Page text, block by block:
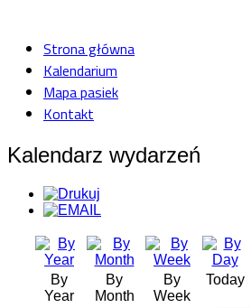
Strona główna
Kalendarium
Mapa pasiek
Kontakt
Kalendarz wydarzeń
By
Year
By
Month
By
Week
Today